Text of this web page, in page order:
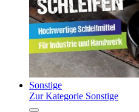
Sonstige
Zur Kategorie Sonstige